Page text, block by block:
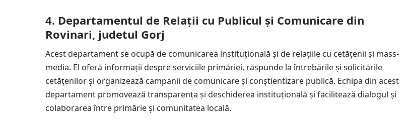
4. Departamentul de Relații cu Publicul și Comunicare din
Rovinari, judetul Gorj
Acest departament se ocupă de comunicarea instituțională și de relațiile cu cetățenii și mass-
media. El oferă informații despre serviciile primăriei, răspunde la întrebările și solicitările
cetățenilor și organizează campanii de comunicare și conștientizare publică. Echipa din acest
departament promovează transparența și deschiderea instituțională și facilitează dialogul și
colaborarea între primărie și comunitatea locală.